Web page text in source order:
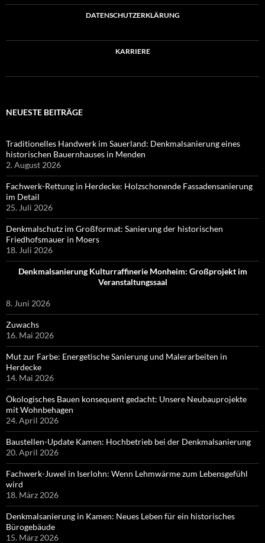
DATENSCHUTZERKLÄRUNG
KARRIERE
NEUESTE BEITRÄGE
Traditionelles Handwerk im Sauerland: Denkmalsanierung eines
historischen Bauernhauses in Menden
2. August 2026
Fachwerk-Rettung in Herdecke: Holzschonende Fassadensanierung
im Detail
25. Juli 2026
Denkmalschutz im Großformat: Sanierung der historischen
Friedhofsmauer in Moers
18. Juli 2026
Denkmalsanierung Kulturraffinerie Monheim: Großprojekt im
Veranstaltungssaal
8. Juni 2026
Zuwachs
16. Mai 2026
Mut zur Farbe: Energetische Sanierung und Malerarbeiten in
Herdecke
14. Mai 2026
Ökologisches Bauen konsequent gedacht: Unsere Neubauprojekte
mit Wohnbehagen
24. April 2026
Baustellen-Update Kamen: Hochbetrieb bei der Denkmalsanierung
20. April 2026
Fachwerk-Juwel in Iserlohn: Wenn Lehmwärme zum Lebensgefühl
wird
18. März 2026
Denkmalsanierung in Kamen: Neues Leben für ein historisches
Bürogebäude
15. März 2026